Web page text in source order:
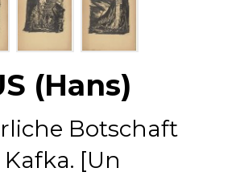
(Hans)
Botschaft
[Un